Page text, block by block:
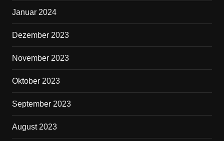
Januar 2024
Dezember 2023
November 2023
Oktober 2023
September 2023
August 2023